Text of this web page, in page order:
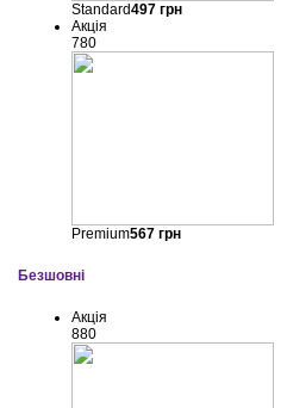
Standard497грн
Акція
780
Premium567грн
Безшовні
Акція
880